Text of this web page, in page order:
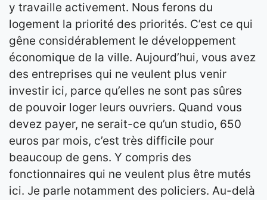
y travaille activement. Nous ferons du
logement la priorité des priorités. C’est ce qui
gêne considérablement le développement
économique de la ville. Aujourd’hui, vous avez
des entreprises qui ne veulent plus venir
investir ici, parce qu’elles ne sont pas sûres
de pouvoir loger leurs ouvriers. Quand vous
devez payer, ne serait-ce qu’un studio, 650
euros par mois, c’est très difficile pour
beaucoup de gens. Y compris des
fonctionnaires qui ne veulent plus être mutés
ici. Je parle notamment des policiers. Au-delà